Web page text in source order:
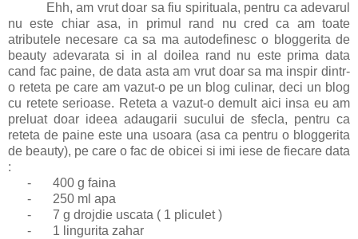
Ehh, am vrut doar sa fiu spirituala, pentru ca adevarul
nu este chiar asa, in primul rand nu cred ca am toate
atributele necesare ca sa ma autodefinesc o bloggerita de
beauty adevarata si in al doilea rand nu este prima data
cand fac paine, de data asta am vrut doar sa ma inspir dintr-
o reteta pe care am vazut-o pe un blog culinar, deci un blog
cu retete serioase. Reteta a vazut-o demult aici insa eu am
preluat doar ideea adaugarii sucului de sfecla, pentru ca
reteta de paine este una usoara (asa ca pentru o bloggerita
de beauty), pe care o fac de obicei si imi iese de fiecare data
:
-
400 g faina
-
250 ml apa
-
7 g drojdie uscata ( 1 pliculet )
-
1 lingurita zahar